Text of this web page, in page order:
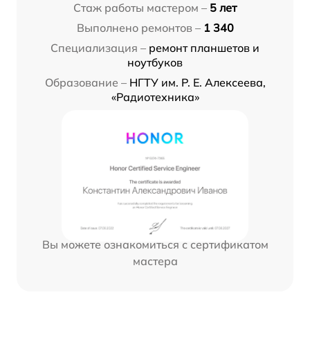
Стаж работы мастером – 5 лет
Выполнено ремонтов – 1 340
Специализация – ремонт планшетов и
ноутбуков
Образование – НГТУ им. Р. Е. Алексеева,
«Радиотехника»
Вы можете ознакомиться с сертификатом
мастера